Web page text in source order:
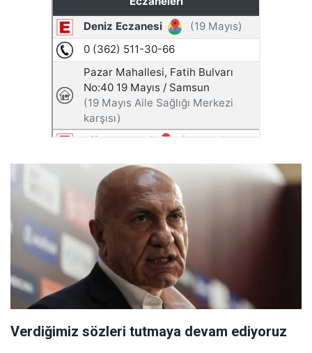
Verdiğimiz sözleri tutmaya devam ediyoruz